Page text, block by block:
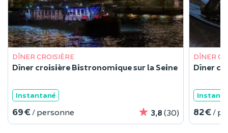
DÎNER CROISIÈRE
Dîner croisière Bistronomique sur la Seine
Instantané
69 € / personne 3,8 (30)
DÎNER
Dîner
82 € /